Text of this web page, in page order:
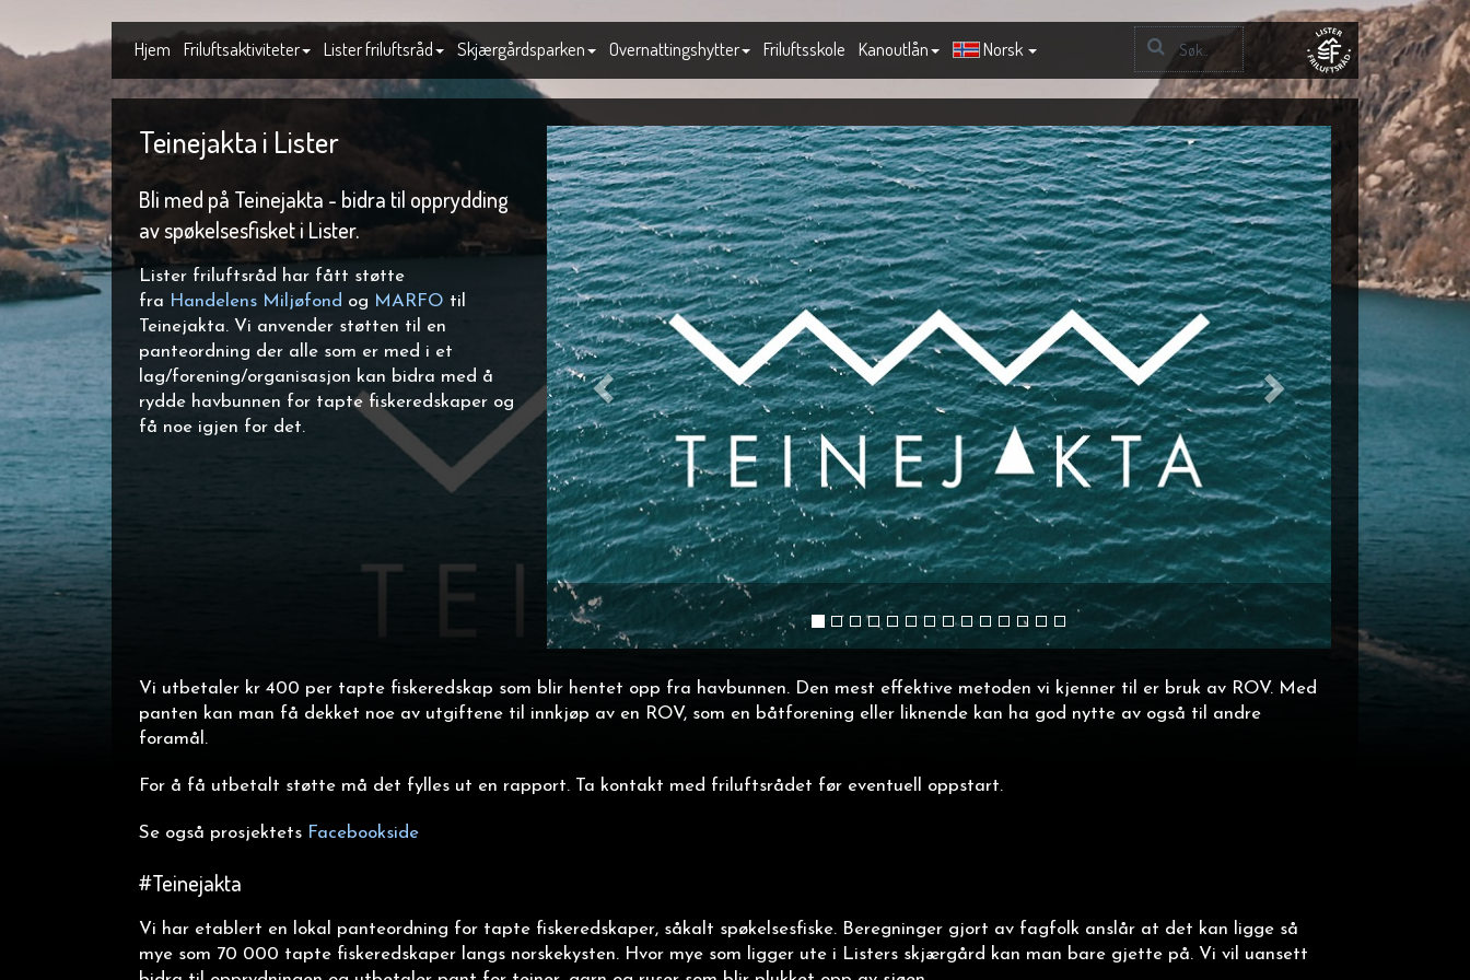
Hjem Friluftsaktiviteter Lister friluftsråd Skjærgårdsparken Overnattingshytter Friluftsskole Kanoutlån Norsk
Teinejakta i Lister
Bli med på Teinejakta - bidra til opprydding
av spøkelsesfisket i Lister.
Lister friluftsråd har fått støtte
fra Handelens Miljøfond og MARFO til
Teinejakta. Vi anvender støtten til en
panteordning der alle som er med i et
lag/forening/organisasjon kan bidra med å
rydde havbunnen for tapte fiskeredskaper og
få noe igjen for det.
Vi utbetaler kr 400 per tapte fiskeredskap som blir hentet opp fra havbunnen. Den mest effektive metoden vi kjenner til er bruk av ROV. Med
panten kan man få dekket noe av utgiftene til innkjøp av en ROV, som en båtforening eller liknende kan ha god nytte av også til andre
foramål.
For å få utbetalt støtte må det fylles ut en rapport. Ta kontakt med friluftsrådet før eventuell oppstart.
Se også prosjektets Facebookside
#Teinejakta
Vi har etablert en lokal panteordning for tapte fiskeredskaper, såkalt spøkelsesfiske. Beregninger gjort av fagfolk anslår at det kan ligge så
mye som 70 000 tapte fiskeredskaper langs norskekysten. Hvor mye som ligger ute i Listers skjærgård kan man bare gjette på. Vi vil uansett